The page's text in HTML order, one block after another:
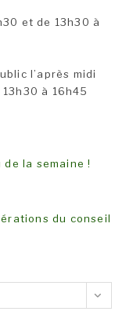
et de 13h30 à
l’après midi
à 16h45
la semaine !
du conseil